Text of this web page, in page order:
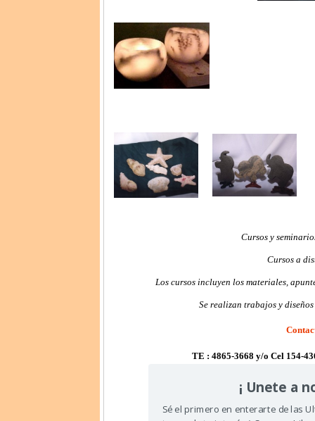
Cursos y
Cursos a
Los cursos incluyen los materiales,
Se realizan trabajos y
TE : 4865-3668 y/o Cel 154-
¡ Unete a
Sé el primero en enterarte de las